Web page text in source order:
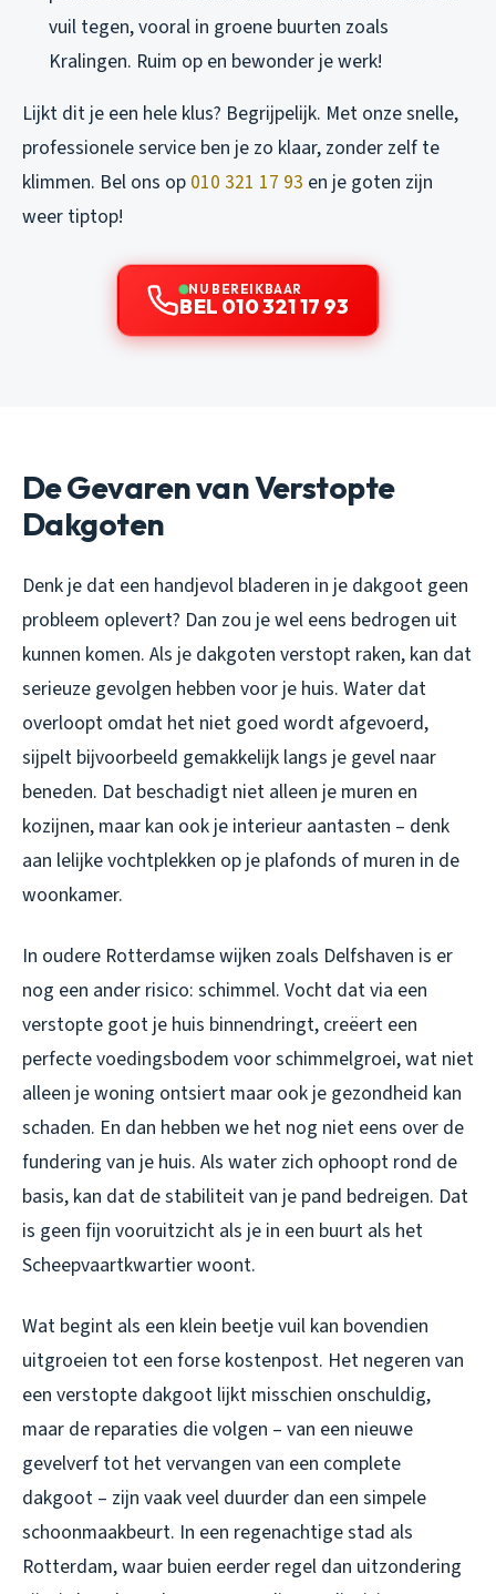
vuil tegen, vooral in groene buurten zoals
Kralingen. Ruim op en bewonder je werk!
Lijkt dit je een hele klus? Begrijpelijk. Met onze snelle,
professionele service ben je zo klaar, zonder zelf te
klimmen. Bel ons op 010 321 17 93 en je goten zijn
weer tiptop!
NU BEREIKBAAR
BEL 010 321 17 93
De Gevaren van Verstopte
Dakgoten
Denk je dat een handjevol bladeren in je dakgoot geen
probleem oplevert? Dan zou je wel eens bedrogen uit
kunnen komen. Als je dakgoten verstopt raken, kan dat
serieuze gevolgen hebben voor je huis. Water dat
overloopt omdat het niet goed wordt afgevoerd,
sijpelt bijvoorbeeld gemakkelijk langs je gevel naar
beneden. Dat beschadigt niet alleen je muren en
kozijnen, maar kan ook je interieur aantasten – denk
aan lelijke vochtplekken op je plafonds of muren in de
woonkamer.
In oudere Rotterdamse wijken zoals Delfshaven is er
nog een ander risico: schimmel. Vocht dat via een
verstopte goot je huis binnendringt, creëert een
perfecte voedingsbodem voor schimmelgroei, wat niet
alleen je woning ontsiert maar ook je gezondheid kan
schaden. En dan hebben we het nog niet eens over de
fundering van je huis. Als water zich ophoopt rond de
basis, kan dat de stabiliteit van je pand bedreigen. Dat
is geen fijn vooruitzicht als je in een buurt als het
Scheepvaartkwartier woont.
Wat begint als een klein beetje vuil kan bovendien
uitgroeien tot een forse kostenpost. Het negeren van
een verstopte dakgoot lijkt misschien onschuldig,
maar de reparaties die volgen – van een nieuwe
gevelverf tot het vervangen van een complete
dakgoot – zijn vaak veel duurder dan een simpele
schoonmaakbeurt. In een regenachtige stad als
Rotterdam, waar buien eerder regel dan uitzondering